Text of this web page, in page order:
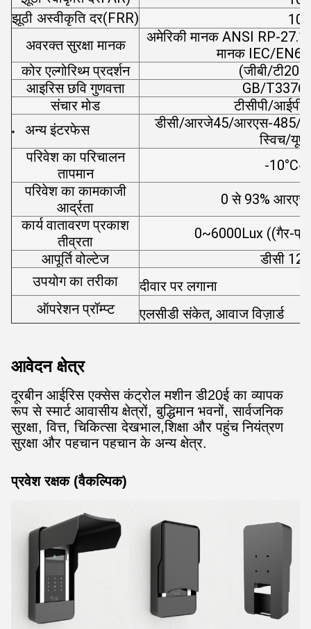
झूठी अस्वीकृति दर(FRR) 10
अवरक्त सुरक्षा मानक
अमेरिकी मानक ANSI RP-
मानक IEC/
कोर एल्गोरिथ्म प्रदर्शन
(जीबी/
आइरिस छवि गुणवत्ता
GB/
संचार मोड
टीसीपी/
अन्य इंटरफेस
डीसी/आरजे45/आरएस-485/
स्विच/
परिवेश का परिचालन
तापमान
-
परिवेश का कामकाजी
आर्द्रता
0 से 93%
कार्य वातावरण प्रकाश
तीव्रता
0~6000Lux ((गैर-
आपूर्ति वोल्टेज
डीसी
उपयोग का तरीका
दीवार पर लगाना
ऑपरेशन प्रॉम्प्ट
एलसीडी संकेत, आवाज विज़ार्ड
आवेदन क्षेत्र
दूरबीन आईरिस एक्सेस कंट्रोल मशीन डी20ई का व्यापक
रूप से स्मार्ट आवासीय क्षेत्रों, बुद्धिमान भवनों, सार्वजनिक
सुरक्षा, वित्त, चिकित्सा देखभाल,शिक्षा और पहुंच नियंत्रण
सुरक्षा और पहचान पहचान के अन्य क्षेत्र.
प्रवेश रक्षक (वैकल्पिक)